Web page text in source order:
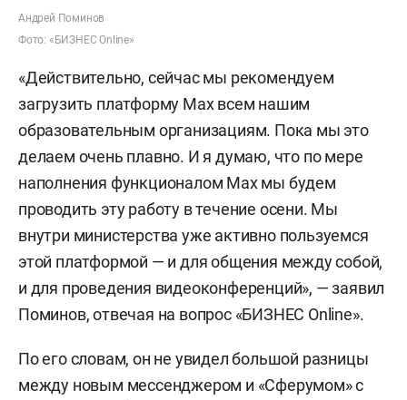
Андрей Поминов
Фото: «БИЗНЕС Online»
«Действительно, сейчас мы рекомендуем
загрузить платформу Max всем нашим
образовательным организациям. Пока мы это
делаем очень плавно. И я думаю, что по мере
наполнения функционалом Max мы будем
проводить эту работу в течение осени. Мы
внутри министерства уже активно пользуемся
этой платформой — и для общения между собой,
и для проведения видеоконференций», — заявил
Поминов, отвечая на вопрос «БИЗНЕС Online».
По его словам, он не увидел большой разницы
между новым мессенджером и «Сферумом» с